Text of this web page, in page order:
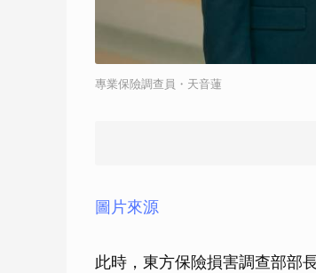
專業保險調查員・天音蓮
圖片來源
此時，東方保險損害調查部部